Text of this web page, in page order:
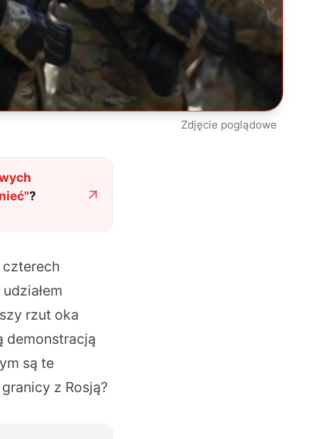
Zdjęcie poglądowe
"?
rzut oka
demonstracją
są te
z Rosją?